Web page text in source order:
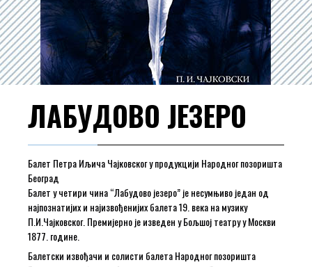
ЛАБУДОВО ЈЕЗЕРО
Балет Петра Иљича Чајковског у продукцији Народног позоришта
Београд
Балет у четири чина “Лабудово језеро” је несумњиво један од
најпознатијих и најизвођенијих балета 19. века на музику
П.И.Чајковског. Премијерно је изведен у Бољшој театру у Москви
1877. године.
Балетски извођачи и солисти балета Народног позоришта